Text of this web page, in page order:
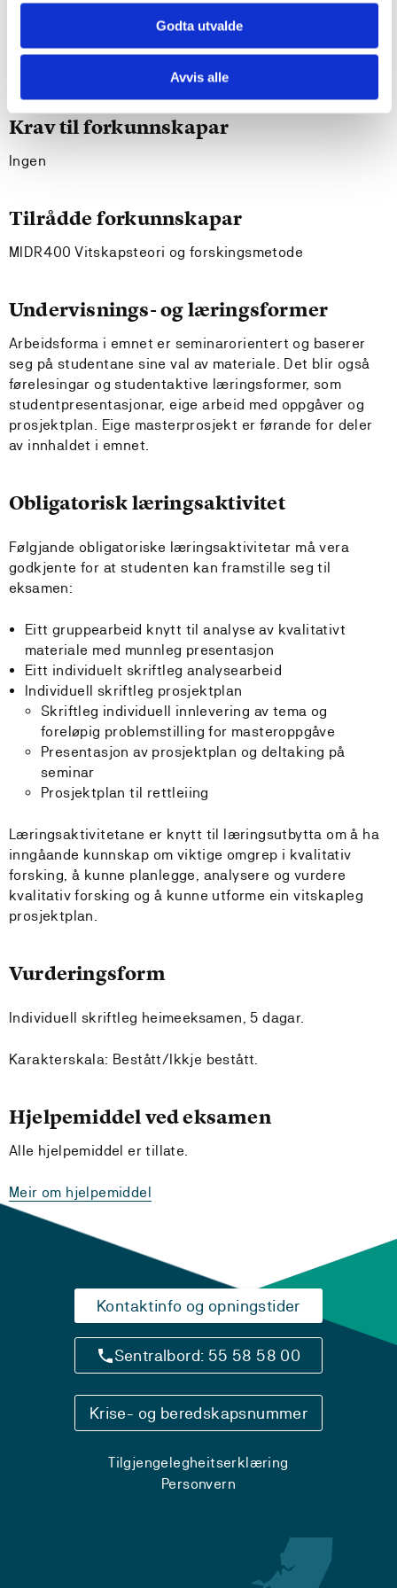
Godta utvalde
Avvis alle
forskingsprosjekt
har god forståing av kvalitative perspektiv i forsking
og kan formidle om eiga førforståing, samt teoretiske
og praktiske sider ved forskingsprosessen
Krav til forkunnskapar
Ingen
Tilrådde forkunnskapar
MIDR400 Vitskapsteori og forskingsmetode
Undervisnings- og læringsformer
Arbeidsforma i emnet er seminarorientert og baserer
seg på studentane sine val av materiale. Det blir også
førelesingar og studentaktive læringsformer, som
studentpresentasjonar, eige arbeid med oppgåver og
prosjektplan. Eige masterprosjekt er førande for deler
av innhaldet i emnet.
Obligatorisk læringsaktivitet
Følgjande obligatoriske læringsaktivitetar må vera
godkjente for at studenten kan framstille seg til
eksamen:
Eitt gruppearbeid knytt til analyse av kvalitativt
materiale med munnleg presentasjon
Eitt individuelt skriftleg analysearbeid
Individuell skriftleg prosjektplan
Skriftleg individuell innlevering av tema og
foreløpig problemstilling for masteroppgåve
Presentasjon av prosjektplan og deltaking på
seminar
Prosjektplan til rettleiing
Læringsaktivitetane er knytt til læringsutbytta om å ha
inngåande kunnskap om viktige omgrep i kvalitativ
forsking, å kunne planlegge, analysere og vurdere
kvalitativ forsking og å kunne utforme ein vitskapleg
prosjektplan.
Vurderingsform
Individuell skriftleg heimeeksamen, 5 dagar.
Karakterskala: Bestått/Ikkje bestått.
Hjelpemiddel ved eksamen
Alle hjelpemiddel er tillate.
Meir om hjelpemiddel
Kontaktinfo og opningstider
Sentralbord: 55 58 58 00
Krise- og beredskapsnummer
Tilgjengelegheitserklæring
Personvern